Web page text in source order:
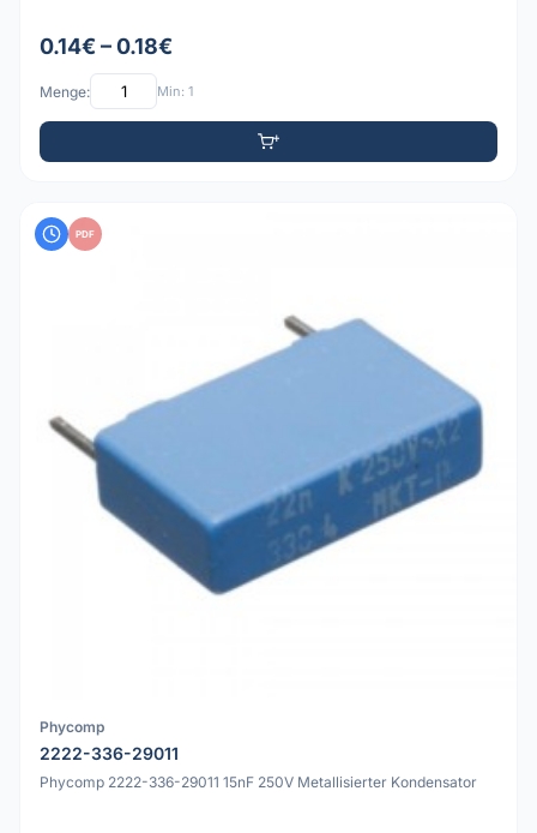
0.14€ – 0.18€
Menge: Min: 1
PDF
Phycomp
2222-336-29011
Phycomp 2222-336-29011 15nF 250V Metallisierter Kondensator